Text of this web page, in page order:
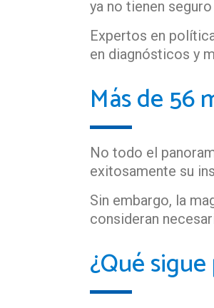
ya no tienen
Expertos en
en diagnósticos y
Más de 56
No todo el
exitosamente su
Sin embargo, la
consideran
¿Qué